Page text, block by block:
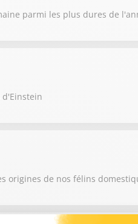
parmi les plus dures de
origines de nos félins